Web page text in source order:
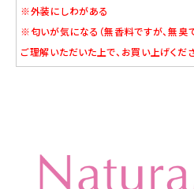
※外装にしわがある
※匂いが気になる（無香料ですが、無臭
ご理解いただいた上で、お買い上げくださ